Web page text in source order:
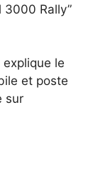
3000 Rally”
le
et poste
sur